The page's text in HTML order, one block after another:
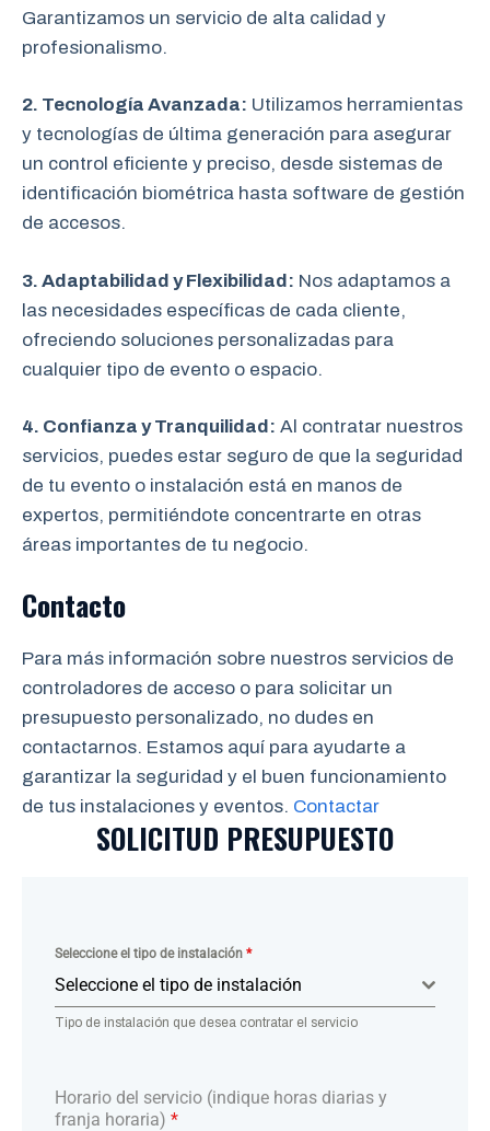
Garantizamos un servicio de alta calidad y
profesionalismo.
2. Tecnología Avanzada: Utilizamos herramientas
y tecnologías de última generación para asegurar
un control eficiente y preciso, desde sistemas de
identificación biométrica hasta software de gestión
de accesos.
3. Adaptabilidad y Flexibilidad: Nos adaptamos a
las necesidades específicas de cada cliente,
ofreciendo soluciones personalizadas para
cualquier tipo de evento o espacio.
4. Confianza y Tranquilidad: Al contratar nuestros
servicios, puedes estar seguro de que la seguridad
de tu evento o instalación está en manos de
expertos, permitiéndote concentrarte en otras
áreas importantes de tu negocio.
Contacto
Para más información sobre nuestros servicios de
controladores de acceso o para solicitar un
presupuesto personalizado, no dudes en
contactarnos. Estamos aquí para ayudarte a
garantizar la seguridad y el buen funcionamiento
de tus instalaciones y eventos. Contactar
SOLICITUD PRESUPUESTO
Seleccione el tipo de instalación *
Seleccione el tipo de instalación
Tipo de instalación que desea contratar el servicio
Horario del servicio (indique horas diarias y
franja horaria) *